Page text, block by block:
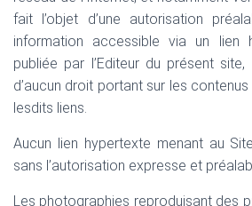
fait l’objet d’une autorisation
information accessible via un lien
publiée par l’Editeur du présent
d’aucun droit portant sur les
lesdits liens.
Aucun lien hypertexte menant au
sans l’autorisation expresse et
Les photographies reproduisant des